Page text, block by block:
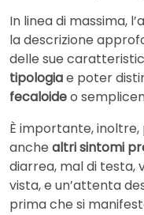
In linea di massima,
la descrizione
delle sue
tipologiae poter
fecaloideo
È importante,
anche altri sintomi
diarrea, mal di testa,
vista, e un’attenta
prima che si